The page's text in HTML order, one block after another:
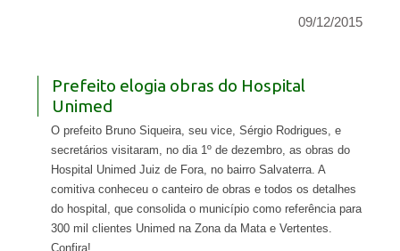
09/12/2015
Prefeito elogia obras do Hospital
Unimed
O prefeito Bruno Siqueira, seu vice, Sérgio Rodrigues, e
secretários visitaram, no dia 1º de dezembro, as obras do
Hospital Unimed Juiz de Fora, no bairro Salvaterra. A
comitiva conheceu o canteiro de obras e todos os detalhes
do hospital, que consolida o município como referência para
300 mil clientes Unimed na Zona da Mata e Vertentes.
Confira!